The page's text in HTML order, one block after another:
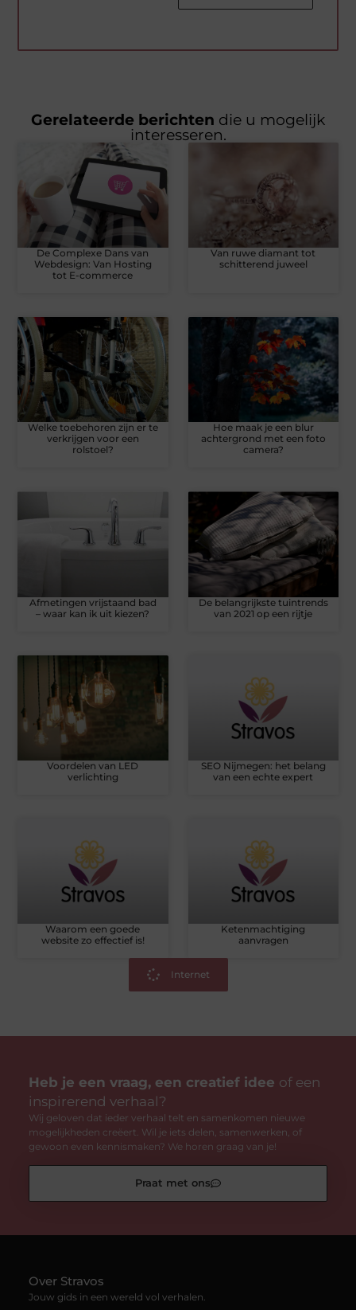
Gerelateerde berichten die u mogelijk
interesseren.
De Complexe Dans van
Webdesign: Van Hosting
tot E-commerce
Van ruwe diamant tot
schitterend juweel
Welke toebehoren zijn er te
verkrijgen voor een
rolstoel?
Hoe maak je een blur
achtergrond met een foto
camera?
Afmetingen vrijstaand bad
– waar kan ik uit kiezen?
De belangrijkste tuintrends
van 2021 op een rijtje
Voordelen van LED
verlichting
SEO Nijmegen: het belang
van een echte expert
Waarom een goede
website zo effectief is!
Ketenmachtiging
aanvragen
Internet
Heb je een vraag, een creatief idee of een
inspirerend verhaal?
Wij geloven dat ieder verhaal telt en samenkomen nieuwe
mogelijkheden creëert. Wil je iets delen, samenwerken, of
gewoon even kennismaken? We horen graag van je!
Praat met ons
Over Stravos
Jouw gids in een wereld vol verhalen.